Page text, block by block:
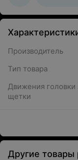
Производитель
Тип товара
Движения головки
щетки
Другие